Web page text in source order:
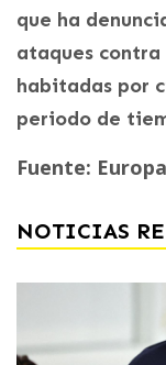
que ha
ataques
habitadas por
periodo de
Fuente:
NOTICIAS